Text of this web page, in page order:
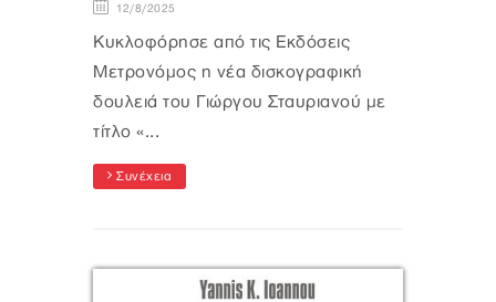
12/8/2025
Κυκλοφόρησε από τις Εκδόσεις
Μετρονόμος η νέα δισκογραφική
δουλειά του Γιώργου Σταυριανού με
τίτλο «...
Συνέχεια